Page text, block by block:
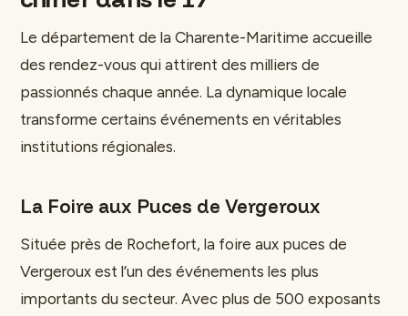
Le département de la Charente-Maritime accueille
des rendez-vous qui attirent des milliers de
passionnés chaque année. La dynamique locale
transforme certains événements en véritables
institutions régionales.
La Foire aux Puces de Vergeroux
Située près de Rochefort, la foire aux puces de
Vergeroux est l’un des événements les plus
importants du secteur. Avec plus de 500 exposants